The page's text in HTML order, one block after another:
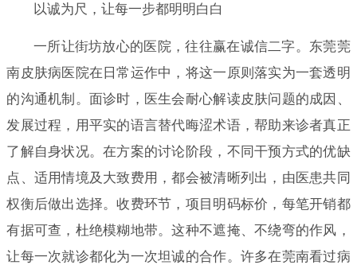
以诚为尺，让每一步都明明白白
一所让街坊放心的医院，往往赢在诚信二字。东莞莞
南皮肤病医院在日常运作中，将这一原则落实为一套透明
的沟通机制。面诊时，医生会耐心解读皮肤问题的成因、
发展过程，用平实的语言替代晦涩术语，帮助来诊者真正
了解自身状况。在方案的讨论阶段，不同干预方式的优缺
点、适用情境及大致费用，都会被清晰列出，由医患共同
权衡后做出选择。收费环节，项目明码标价，每笔开销都
有据可查，杜绝模糊地带。这种不遮掩、不绕弯的作风，
让每一次就诊都化为一次坦诚的合作。许多在莞南看过病